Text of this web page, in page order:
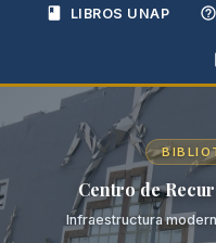
LIBROS UNAP
Centro de
Infraestructura